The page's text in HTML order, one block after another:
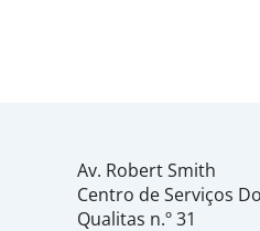
Av. Robert Smith
Centro de Serviços
Qualitas n.º 31